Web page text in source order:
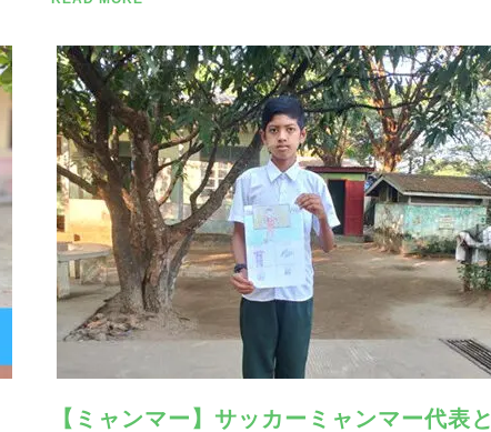
【ミャンマー】サッカーミャンマー代表と